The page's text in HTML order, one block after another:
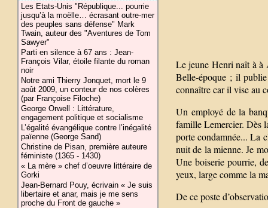
Les Etats-Unis "République... pourrie
jusqu’à la moëlle… écrasant outre-mer
des peuples sans défense" Mark
Twain, auteur des "Aventures de Tom
Sawyer"
Parti en silence à 67 ans : Jean-
François Vilar, étoile filante du roman
noir
Notre ami Thierry Jonquet, mort le 9
août 2009, un conteur de nos colères
(par Françoise Filoche)
George Orwell : Littérature,
engagement politique et socialisme
L’égalité évangélique contre l’inégalité
païenne (George Sand)
Christine de Pisan, première auteure
féministe (1365 - 1430)
« La mère » chef d’oeuvre littéraire de
Gorki
Jean-Bernard Pouy, écrivain « Je suis
libertaire et anar, mais je me sens
proche du Front de gauche »
Le jeune Henri naît à à
Belle-époque ; il
connaître car il vise au
Un employé de la
famille Lemercier. Dès
porte condamnée... La
nuit de la mienne. Je
Une boiserie pourrie,
yeux, large comme la
De ce poste